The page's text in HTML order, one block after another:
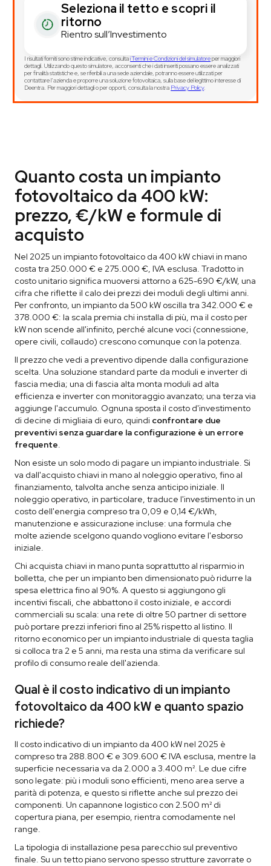
Seleziona il tetto e scopri il
ritorno
Rientro sull’Investimento
I risultati forniti sono stime indicative, consultai Termini e Condizioni del simulatoreper maggiori
dettagli. Utilizzando questo simulatore, acconsenti che i dati inseriti possano essere analizzati
per finalità statistiche e, se riferibili a una sede aziendale, potranno essere utilizzati per
contattare l’azienda e proporre una soluzione fotovoltaica, sulla base del legittimo interesse di
Deentra. Per maggiori dettagli o per opporti, consulta la nostra Privacy Policy.
Quanto costa un impianto
fotovoltaico da 400 kW:
prezzo, €/kW e formule di
acquisto
Nel 2025 un impianto fotovoltaico da 400 kW chiavi in mano
costa tra 250.000 € e 275.000 €, IVA esclusa. Tradotto in
costo unitario significa muoversi attorno a 625-690 €/kW, una
cifra che riflette il calo dei prezzi dei moduli degli ultimi anni.
Per confronto, un impianto da 500 kW oscilla tra 342.000 € e
378.000 €: la scala premia chi installa di più, ma il costo per
kW non scende all'infinito, perché alcune voci (connessione,
opere civili, collaudo) crescono comunque con la potenza.
Il prezzo che vedi a preventivo dipende dalla configurazione
scelta. Una soluzione standard parte da moduli e inverter di
fascia media; una di fascia alta monta moduli ad alta
efficienza e inverter con monitoraggio avanzato; una terza via
aggiunge l'accumulo. Ognuna sposta il costo d'investimento
di decine di migliaia di euro, quindi confrontare due
preventivi senza guardare la configurazione è un errore
frequente.
Non esiste un solo modo di pagare un impianto industriale. Si
va dall'acquisto chiavi in mano al noleggio operativo, fino al
finanziamento, talvolta anche senza anticipo iniziale. Il
noleggio operativo, in particolare, traduce l'investimento in un
costo dell'energia compreso tra 0,09 e 0,14 €/kWh,
manutenzione e assicurazione incluse: una formula che
molte aziende scelgono quando vogliono evitare l'esborso
iniziale.
Chi acquista chiavi in mano punta soprattutto al risparmio in
bolletta, che per un impianto ben dimensionato può ridurre la
spesa elettrica fino al 90%. A questo si aggiungono gli
incentivi fiscali, che abbattono il costo iniziale, e accordi
commerciali su scala: una rete di oltre 50 partner di settore
può portare prezzi inferiori fino al 25% rispetto al listino. Il
ritorno economico per un impianto industriale di questa taglia
si colloca tra 2 e 5 anni, ma resta una stima da verificare sul
profilo di consumo reale dell'azienda.
Qual è il costo indicativo di un impianto
fotovoltaico da 400 kW e quanto spazio
richiede?
Il costo indicativo di un impianto da 400 kW nel 2025 è
compreso tra 288.800 € e 309.600 € IVA esclusa, mentre la
superficie necessaria va da 2.000 a 3.400 m². Le due cifre
sono legate: più i moduli sono efficienti, meno area serve a
parità di potenza, e questo si riflette anche sul prezzo dei
componenti. Un capannone logistico con 2.500 m² di
copertura piana, per esempio, rientra comodamente nel
range.
La tipologia di installazione pesa parecchio sul preventivo
finale. Su un tetto piano servono spesso strutture zavorrate o